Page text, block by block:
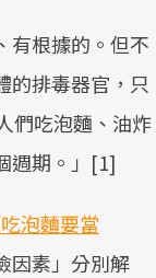
有根據的。但不
的排毒器官，只
們吃泡麵、油炸
週期。」[1]
吃泡麵要當
因素」分別解
重要起點。
題
題
題
題